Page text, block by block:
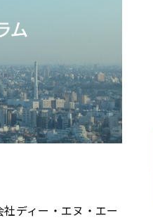
ディー・エヌ・エー